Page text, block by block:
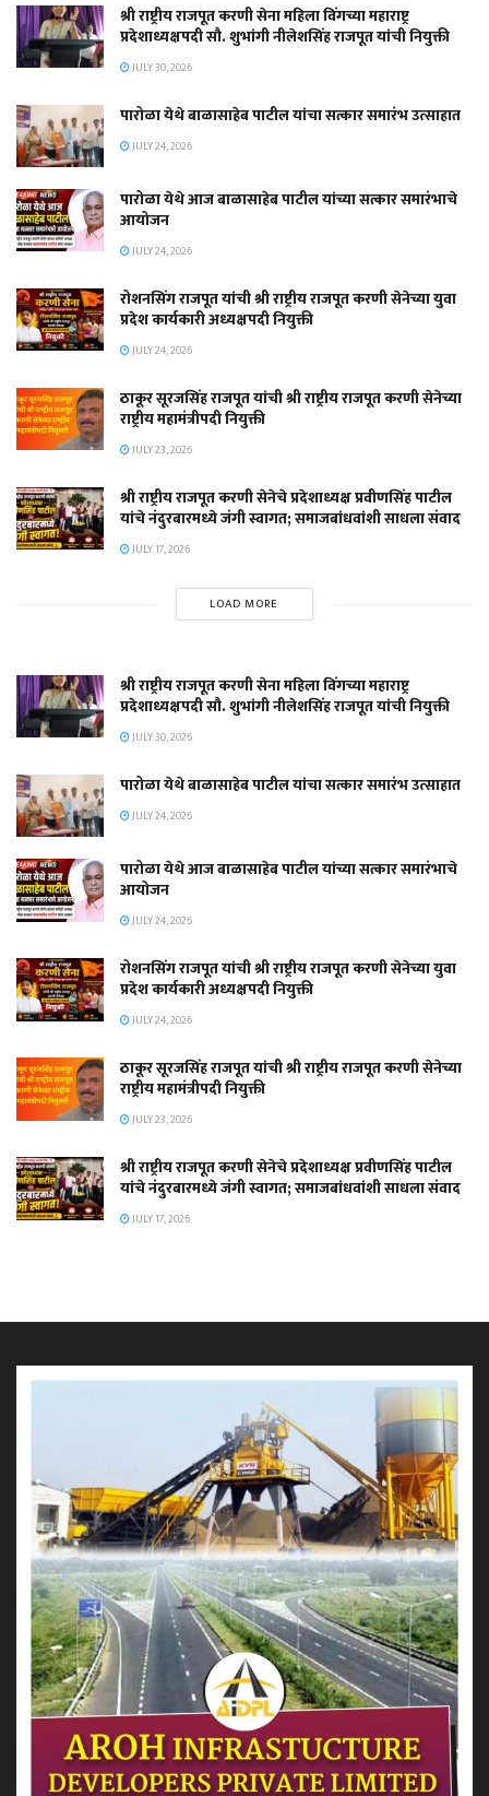
श्री राष्ट्रीय राजपूत करणी सेना महिला विंगच्या महाराष्ट्र
प्रदेशाध्यक्षपदी सौ. शुभांगी नीलेशसिंह राजपूत यांची नियुक्ती
JULY 30, 2026
पारोळा येथे बाळासाहेब पाटील यांचा सत्कार समारंभ उत्साहात
JULY 24, 2026
पारोळा येथे आज बाळासाहेब पाटील यांच्या सत्कार समारंभाचे
आयोजन
JULY 24, 2026
रोशनसिंग राजपूत यांची श्री राष्ट्रीय राजपूत करणी सेनेच्या युवा
प्रदेश कार्यकारी अध्यक्षपदी नियुक्ती
JULY 24, 2026
ठाकूर सूरजसिंह राजपूत यांची श्री राष्ट्रीय राजपूत करणी सेनेच्या
राष्ट्रीय महामंत्रीपदी नियुक्ती
JULY 23, 2026
श्री राष्ट्रीय राजपूत करणी सेनेचे प्रदेशाध्यक्ष प्रवीणसिंह पाटील
यांचे नंदुरबारमध्ये जंगी स्वागत; समाजबांधवांशी साधला संवाद
JULY 17, 2026
LOAD MORE
श्री राष्ट्रीय राजपूत करणी सेना महिला विंगच्या महाराष्ट्र
प्रदेशाध्यक्षपदी सौ. शुभांगी नीलेशसिंह राजपूत यांची नियुक्ती
JULY 30, 2026
पारोळा येथे बाळासाहेब पाटील यांचा सत्कार समारंभ उत्साहात
JULY 24, 2026
पारोळा येथे आज बाळासाहेब पाटील यांच्या सत्कार समारंभाचे
आयोजन
JULY 24, 2026
रोशनसिंग राजपूत यांची श्री राष्ट्रीय राजपूत करणी सेनेच्या युवा
प्रदेश कार्यकारी अध्यक्षपदी नियुक्ती
JULY 24, 2026
ठाकूर सूरजसिंह राजपूत यांची श्री राष्ट्रीय राजपूत करणी सेनेच्या
राष्ट्रीय महामंत्रीपदी नियुक्ती
JULY 23, 2026
श्री राष्ट्रीय राजपूत करणी सेनेचे प्रदेशाध्यक्ष प्रवीणसिंह पाटील
यांचे नंदुरबारमध्ये जंगी स्वागत; समाजबांधवांशी साधला संवाद
JULY 17, 2026